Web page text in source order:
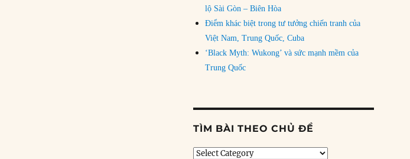
lộ Sài Gòn – Biên Hòa
Điểm khác biệt trong tư tưởng chiến tranh của
Việt Nam, Trung Quốc, Cuba
‘Black Myth: Wukong’ và sức mạnh mềm của
Trung Quốc
TÌM BÀI THEO CHỦ ĐỀ
Tìm